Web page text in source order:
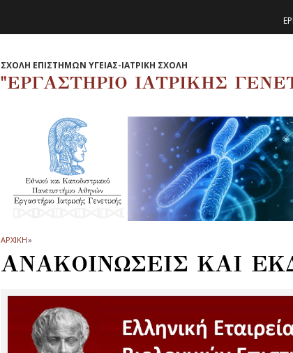
ΣΧΟΛΗ ΕΠΙΣΤΗΜΩΝ ΥΓΕΙΑΣ-ΙΑΤΡΙΚΗ ΣΧΟΛΗ
"ΕΡΓΑΣΤΗΡΙΟ ΙΑΤΡΙΚΗΣ
ΑΡΧΙΚΗ»
ΑΝΑΚΟΙΝΩΣΕΙΣ ΚΑΙ